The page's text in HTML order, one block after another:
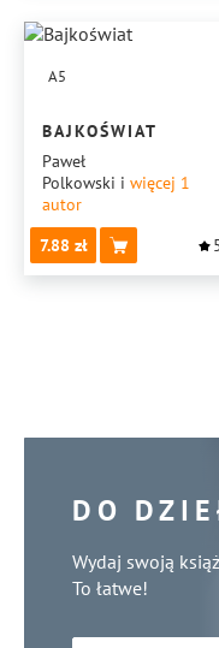
A5
BAJKOŚWIAT
Paweł
Polkowski i więcej 1
autor
7.88
DO
Wydaj swoją
To łatwe!